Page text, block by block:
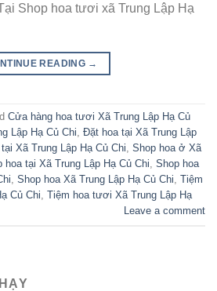
Shop hoa tươi xã Trung Lập Hạ
READING →
Cửa hàng hoa tươi Xã Trung Lập Hạ Củ
Lập Hạ Củ Chi Đặt hoa tại Xã Trung Lập
Xã Trung Lập Hạ Củ Chi Shop hoa ở Xã
hoa tại Xã Trung Lập Hạ Củ Chi Shop hoa
Shop hoa Xã Trung Lập Hạ Củ Chi Tiệm
Củ Chi Tiệm hoa tươi Xã Trung Lập Hạ
Leave a comment